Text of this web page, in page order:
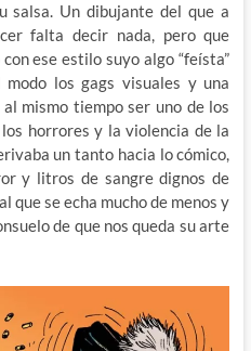
salsa. Un dibujante del que a
falta decir nada, pero que
ese estilo suyo algo “feísta”
los gags visuales y una
mismo tiempo ser uno de los
horrores y la violencia de la
un tanto hacia lo cómico,
y litros de sangre dignos de
que se echa mucho de menos y
de que nos queda su arte